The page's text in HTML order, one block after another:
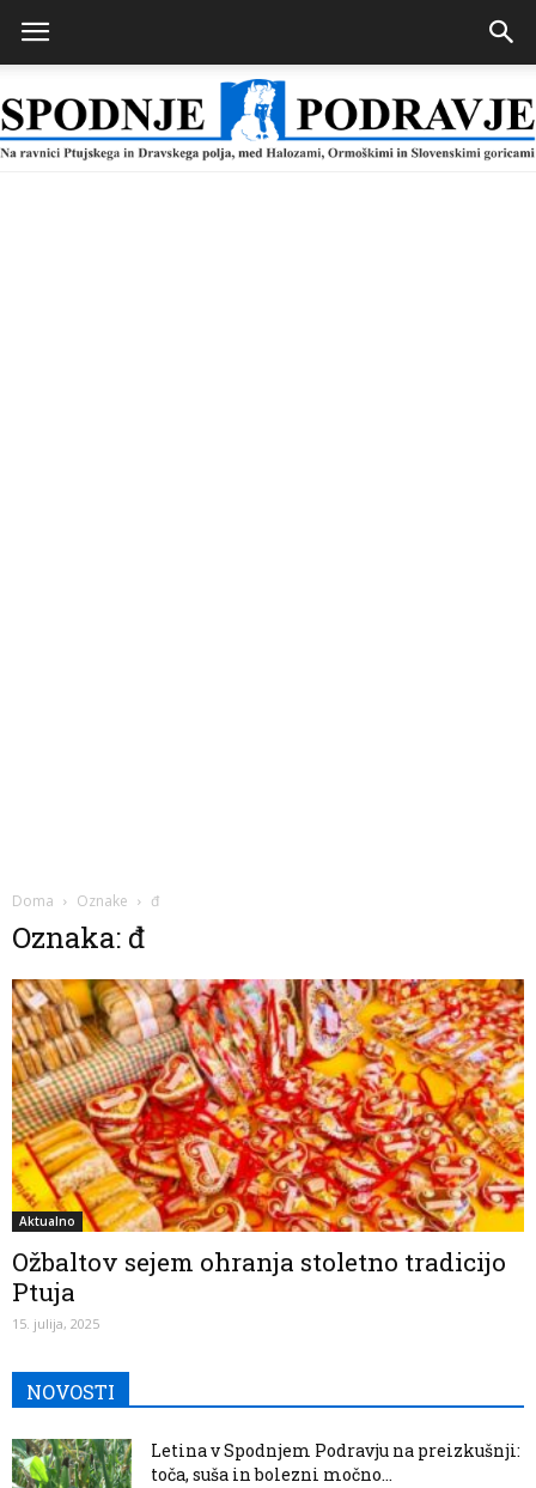
Doma Oznake đ
Oznaka: đ
Aktualno
Ožbaltov sejem ohranja stoletno tradicijo
Ptuja
15. julija, 2025
NOVOSTI
Letina v Spodnjem Podravju na preizkušnji:
toča, suša in bolezni močno...